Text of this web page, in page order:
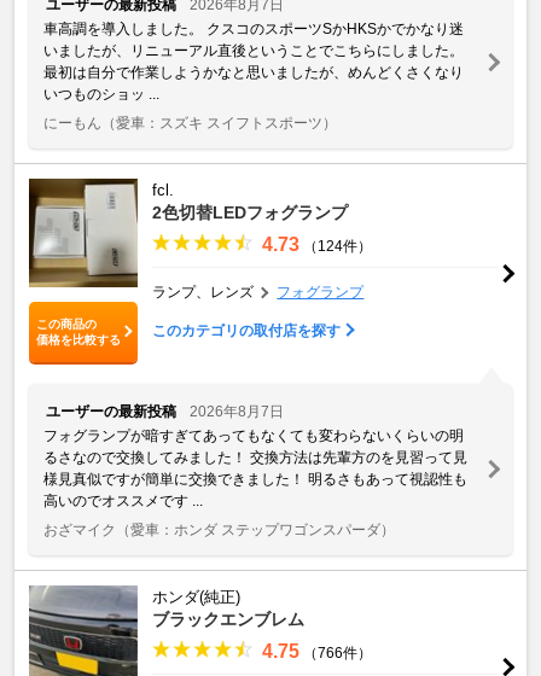
ユーザーの最新投稿
2026年8月7日
車高調を導入しました。 クスコのスポーツSかHKSかでかなり迷
いましたが、リニューアル直後ということでこちらにしました。
最初は自分で作業しようかなと思いましたが、めんどくさくなり
いつものショッ ...
にーもん （愛車：スズキ スイフトスポーツ）
この商品の
価格を比較する
fcl.
2色切替LEDフォグランプ
4.73 （124件）
ランプ、レンズ フォグランプ
このカテゴリの取付店を探す
ユーザーの最新投稿
2026年8月7日
フォグランプが暗すぎてあってもなくても変わらないくらいの明
るさなので交換してみました！ 交換方法は先輩方のを見習って見
様見真似ですが簡単に交換できました！ 明るさもあって視認性も
高いのでオススメです ...
おざマイク
（愛車：ホンダ ステップワゴンスパーダ）
ホンダ(純正)
ブラックエンブレム
4.75 （766件）